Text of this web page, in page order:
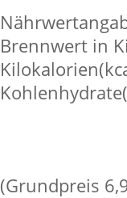
Brennwert in
(Grundpreis